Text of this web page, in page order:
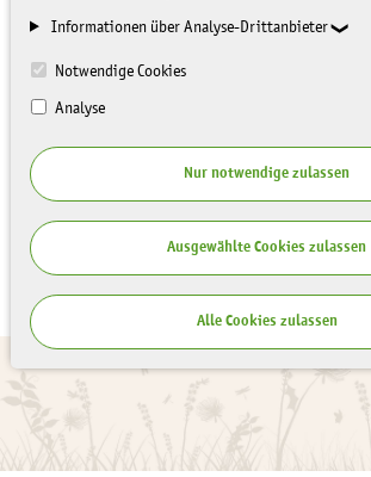
Informationen über Analyse-Drittanbieter
Notwendige Cookies
Analyse
Nur notwendige zulassen
Ausgewählte Cookies zulassen
Alle Cookies zulassen